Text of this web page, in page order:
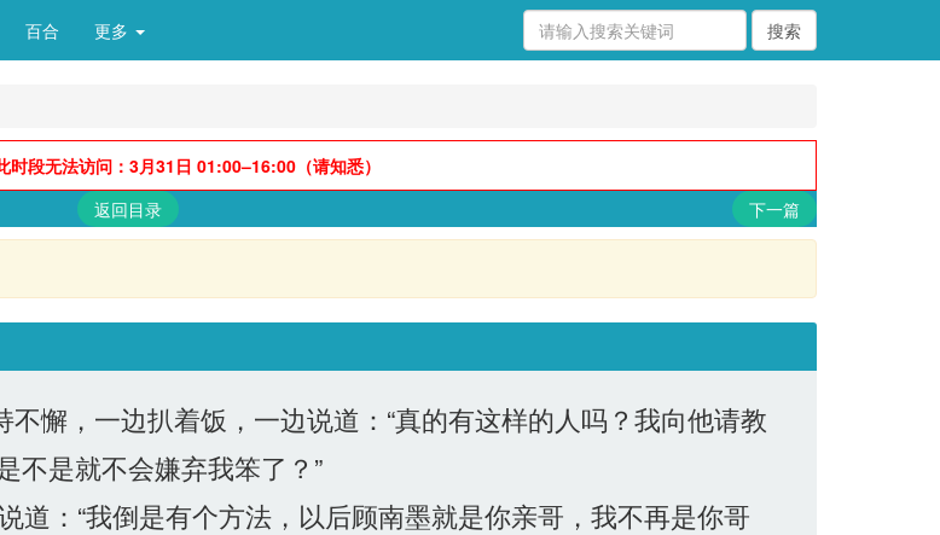
百合 更多
时段无法访问：3月31日 01:00–16:00（请知悉）
返回目录 下一篇
懈，一边扒着饭，一边说道：“真的有这样的人吗？我向他请教
不是就不会嫌弃我笨了？”
：“我倒是有个方法，以后顾南墨就是你亲哥，我不再是你哥